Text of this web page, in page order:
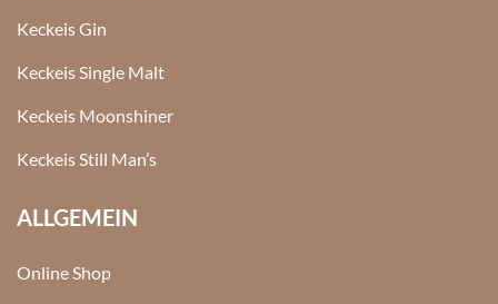
Keckeis Gin
Keckeis Single Malt
Keckeis Moonshiner
Keckeis Still Man’s
ALLGEMEIN
Online Shop